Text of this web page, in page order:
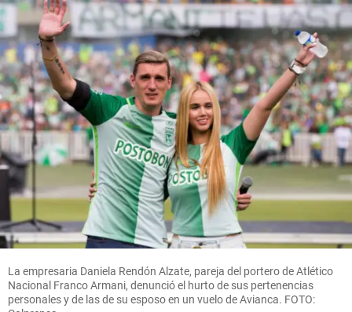
La empresaria Daniela Rendón Alzate, pareja del portero de Atlético
Nacional Franco Armani, denunció el hurto de sus pertenencias
personales y de las de su esposo en un vuelo de Avianca. FOTO: